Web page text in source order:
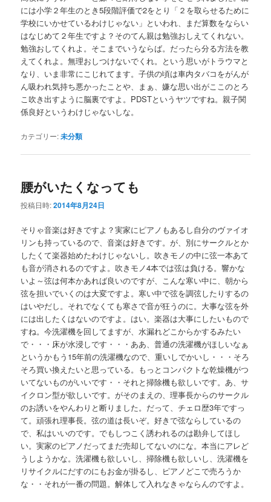
には小学２年生のとき5段階評価で2をとり「２を取らせるために
学校にいかせているわけじゃない」といわれ、まだ算数をならい
はなじめて２年生ですよ？そのてん親は勉強おしえてくれない。
勉強おしてくれよ。そこまでいうならば。だったら分る方法を教
えてくれよ。無理おしつけないでくれ。という思いがトラウマと
なり、いま非常にこじれてます。子供の頃は車内タバコをがんが
ん吸われ気持ち悪かったことや、まぁ、嫌な思い出がここのとろ
こ吹き出すように脳裏ですよ。PDSTというヤツですね。親子関
係良好というわけじゃないしな。
カテゴリー:未分類
腰がいたくなっても
投稿日時:2014年8月24日
そりゃ音楽は好きですよ？実家にピアノもあるし自分のヴァイオ
リンも持っているので、音楽は好きです。が、別にサークルとか
したくて楽器始めたわけじゃないし。吹きモノの中に弦一本あて
も音が消されるのですよ。吹きモノ4本では弦は負ける。響かな
いよ～弦は何本かあれば良いのですが、こんな寒い中に、朝から
弦を担いでいくのは大変ですよ。寒い中で弦を調弦したりするの
はいやだし。それでなくても寒さで音が狂うのに。大事な弦を外
には出したくはないのですよ。はい。楽器は大事にしたいもので
すね。今洗濯機を回してますが、水漏れどこからかするみたい
で・・・床が水浸しです・・・ああ、普通の洗濯機がほしいなぁ
というかもう15年前の洗濯機なので、重いしでかいし・・・そろ
そろ買い換えたいと思っている。もっとコンパクトな乾燥機がつ
いてないものがいいです・・それと掃除機も欲しいです。あ、サ
イクロン型が欲しいです。がそのまえの、理事長からのサークル
のお誘いをやんわりと断りました。だって、チェロ歴3年ですっ
て。頑張れ理事長。弦の道は長いぞ。好きで弦ならしているの
で、私はいいのです。でもしつこく誘われるのは勘弁してほし
い。実家のピアノだってまだ売却してないのにな。本当にアレど
うしようかな。洗濯機も欲しいし、掃除機も欲しいし、洗濯機を
リサイクルにだすのにもお金が掛るし、ピアノどこで売ろうか
な・・それが一番の問題。解体して入れなきゃならんのですよ。